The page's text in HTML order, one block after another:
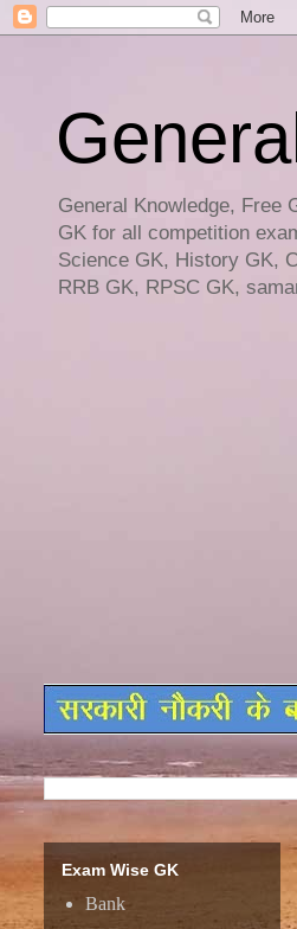
General Knowledge, Free
GK for all competition
Science GK, History GK,
RRB GK, RPSC GK,
Exam Wise GK
Bank